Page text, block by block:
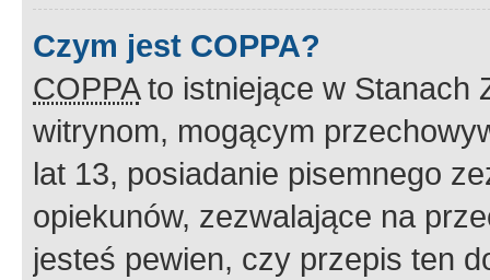
Czym jest COPPA?
COPPAto istniejące w Stanach
witrynom, mogącym
lat 13, posiadanie pisemnego
opiekunów, zezwalające na
jesteś pewien, czy przepis ten